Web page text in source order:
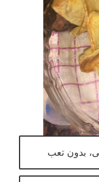
بدون تعب